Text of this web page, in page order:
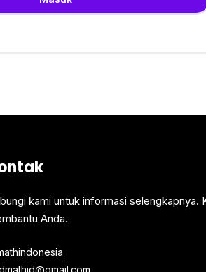
kami untuk informasi selengkapnya.
Anda.